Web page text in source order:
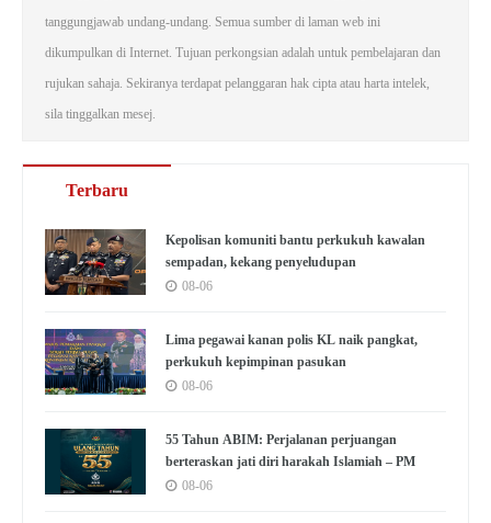
tanggungjawab undang-undang. Semua sumber di laman web ini
dikumpulkan di Internet. Tujuan perkongsian adalah untuk pembelajaran dan
rujukan sahaja. Sekiranya terdapat pelanggaran hak cipta atau harta intelek,
sila tinggalkan mesej.
Terbaru
Kepolisan komuniti bantu perkukuh kawalan
sempadan, kekang penyeludupan
08-06
Lima pegawai kanan polis KL naik pangkat,
perkukuh kepimpinan pasukan
08-06
55 Tahun ABIM: Perjalanan perjuangan
berteraskan jati diri harakah Islamiah – PM
08-06